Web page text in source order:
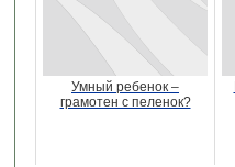
Умный ребенок –
грамотен с пеленок?